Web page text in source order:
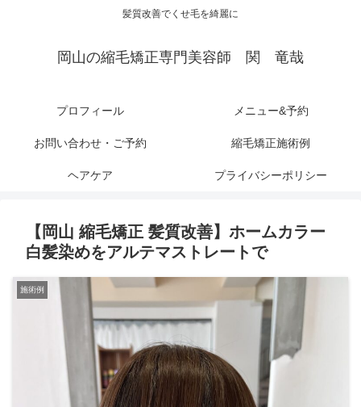
髪質改善でくせ毛を綺麗に
岡山の縮毛矯正専門美容師 関 竜哉
プロフィール メニュー&予約
お問い合わせ・ご予約 縮毛矯正施術例
ヘアケア プライバシーポリシー
【岡山 縮毛矯正 髪質改善】ホームカラー
白髪染めをアルテマストレートで
施術例